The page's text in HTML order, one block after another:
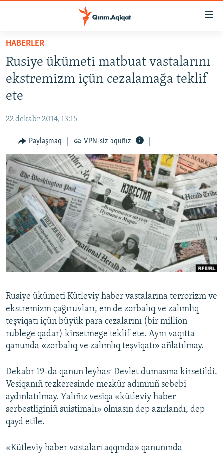
Esas
qaytmaq
Baş
navigatsiyağa
qaytmaq
Qıdıruvğa
SİYASET
İQTİSADİYAT
MEDENİYET
İNSAN AQLARI
VİDEO
SÜRET
BLOGLAR
FİKİR
Русский
Українською
RFE/RS bütün saytları
HABERLER
Rusiye ükümeti matbuat vastalarını
ekstremizm içün cezalamağa teklif
ete
22 dekabr 2014, 13:15
Paylaşmaq VPN-siz oquñız
Rusiye ükümeti Kütleviy haber vastalarına terrorizm ve
ekstremizm çağıruvları, em de zorbalıq ve zalımlıq
teşviqatı içün büyük para cezalarını (bir million
rublege qadar) kirsetmege teklif ete. Aynı vaqıtta
qanunda «zorbalıq ve zalımlıq teşviqatı» añlatılmay.
Dekabr 19-da qanun leyhası Devlet dumasına kirsetildi.
Vesiqanıñ tezkeresinde mezkür adımnıñ sebebi
aydınlatılmay. Yalıñız vesiqa «kütleviy haber
serbestliginiñ suistimalı» olmasın dep azırlandı, dep
qayd etile.
«Kütleviy haber vastaları aqqında» qanunında